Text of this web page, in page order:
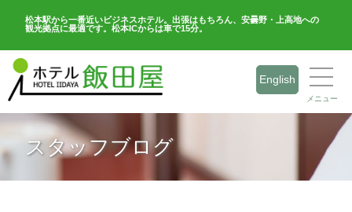
松本駅から一番近いビジネスホテル。出張はもちろん、安曇野・上高地への
観光拠点に最適です。松本ICからは車で15分。
English
メニュー
スタッフブログ